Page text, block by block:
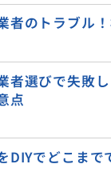
者のトラブル
者選びで失敗
点
DIYでどこまで